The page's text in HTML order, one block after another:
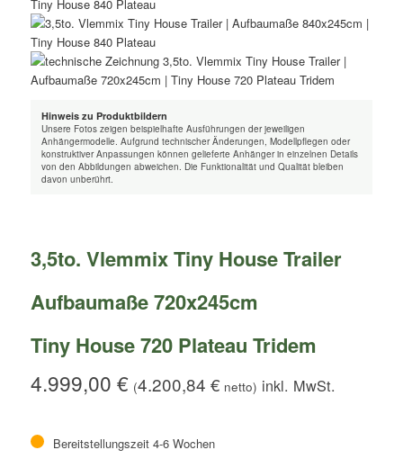
Hinweis zu Produktbildern
Unsere Fotos zeigen beispielhafte Ausführungen der jeweiligen
Anhängermodelle. Aufgrund technischer Änderungen, Modellpflegen oder
konstruktiver Anpassungen können gelieferte Anhänger in einzelnen Details
von den Abbildungen abweichen. Die Funktionalität und Qualität bleiben
davon unberührt.
3,5to. Vlemmix Tiny House Trailer
Aufbaumaße 720x245cm
Tiny House 720 Plateau Tridem
4.999,00€ (4.200,84€ netto)
Bereitstellungszeit 4-6 Wochen